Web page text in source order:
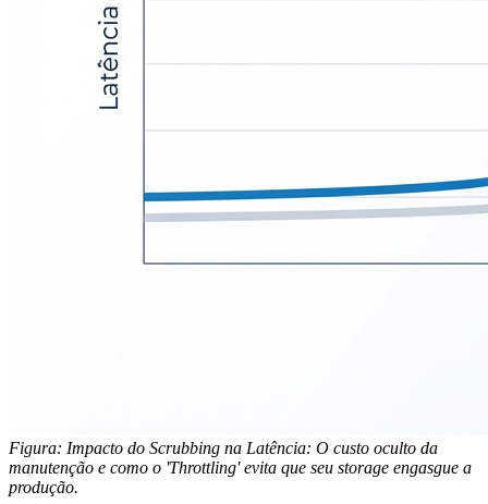
Figura: Impacto do Scrubbing na Latência: O custo oculto da
manutenção e como o 'Throttling' evita que seu storage engasgue a
produção.